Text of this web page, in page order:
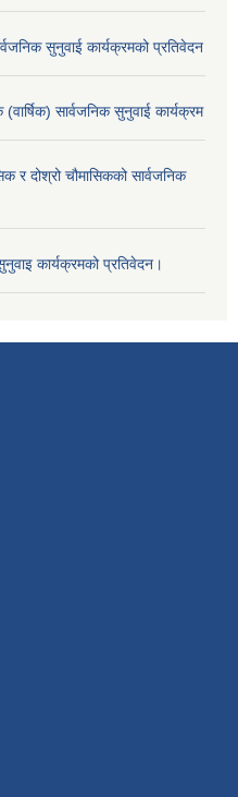
सुनुवाई कार्यक्रमको प्रतिवेदन
सार्वजनिक सुनुवाई कार्यक्रम
र दोश्रो चौमासिकको सार्वजनिक
कार्यक्रमको प्रतिवेदन।